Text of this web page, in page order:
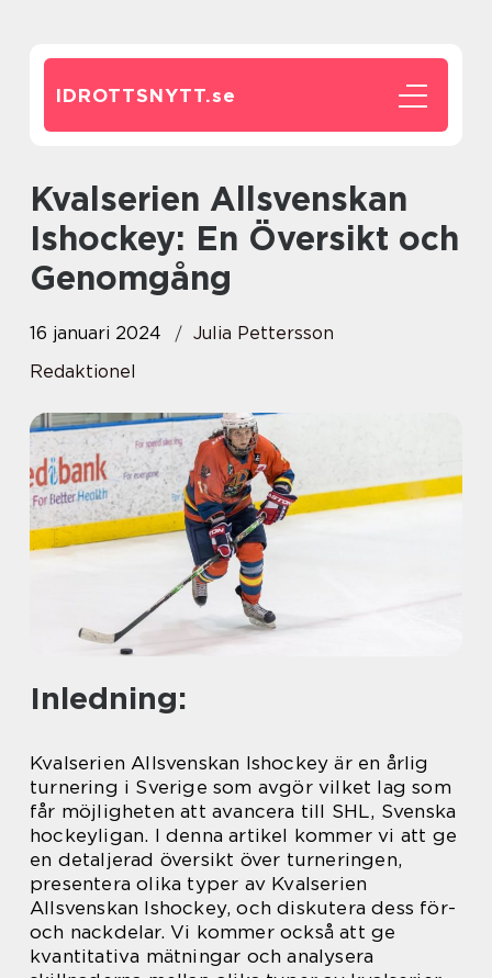
IDROTTSNYTT.se
Kvalserien Allsvenskan
Ishockey: En Översikt och
Genomgång
16 januari 2024
Julia Pettersson
Redaktionel
Inledning:
Kvalserien Allsvenskan Ishockey är en årlig
turnering i Sverige som avgör vilket lag som
får möjligheten att avancera till SHL, Svenska
hockeyligan. I denna artikel kommer vi att ge
en detaljerad översikt över turneringen,
presentera olika typer av Kvalserien
Allsvenskan Ishockey, och diskutera dess för-
och nackdelar. Vi kommer också att ge
kvantitativa mätningar och analysera